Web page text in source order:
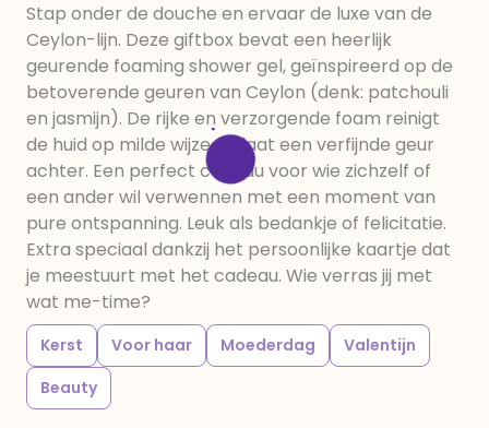
Stap onder de douche en ervaar de luxe van de
Ceylon-lijn. Deze giftbox bevat een heerlijk
geurende foaming shower gel, geïnspireerd op de
betoverende geuren van Ceylon (denk: patchouli
en jasmijn). De rijke en verzorgende foam reinigt
de huid op milde wijze en laat een verfijnde geur
achter. Een perfect cadeau voor wie zichzelf of
een ander wil verwennen met een moment van
pure ontspanning. Leuk als bedankje of felicitatie.
Extra speciaal dankzij het persoonlijke kaartje dat
je meestuurt met het cadeau. Wie verras jij met
wat me-time?
Kerst Voor haar Moederdag
Valentijn
Beauty